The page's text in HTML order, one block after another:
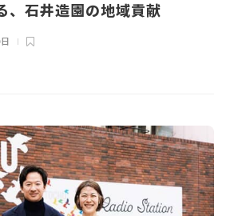
、石井造園の地域貢献